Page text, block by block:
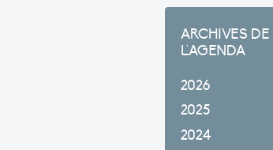
ARCHIVES DE
L'AGENDA
2026
2025
2024